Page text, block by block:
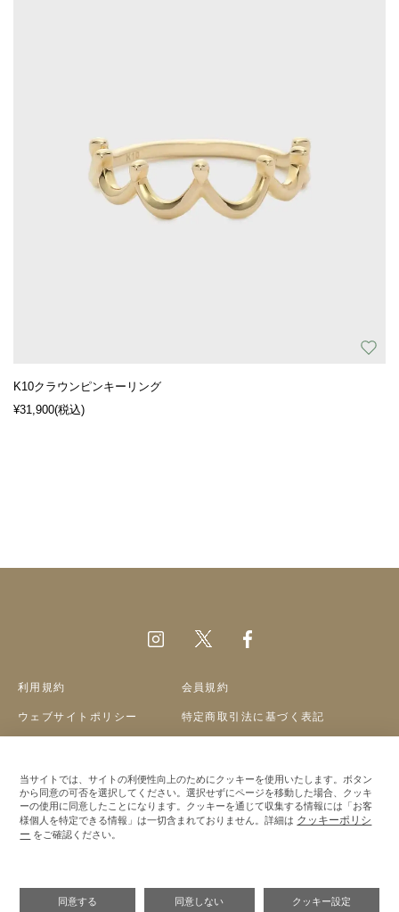
K10クラウンピンキーリング
¥31,900(税込)
利用規約 会員規約
ウェブサイトポリシー 特定商取引法に基づく表記
会社概要 採用情報
©A&S Co.,ltd
当サイトでは、サイトの利便性向上のためにクッキーを使用いたします。ボタン
から同意の可否を選択してください。選択せずにページを移動した場合、クッキ
ーの使用に同意したことになります。クッキーを通じて収集する情報には「お客
様個人を特定できる情報」は一切含まれておりません。詳細は クッキーポリシ
ー をご確認ください。
同意する 同意しない クッキー設定